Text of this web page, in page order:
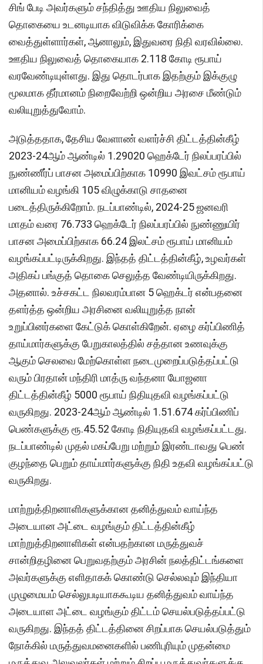
சிங் பேடி அவர்களும் சந்தித்து ஊதிய நிலுவைத்
தொகையை உடனடியாக விடுவிக்க கோரிக்கை
வைத்துள்ளார்கள், ஆனாலும், இதுவரை நிதி வரவில்லை.
ஊதிய நிலுவைத் தொகையாக 2.118 கோடி ரூபாய்
வரவேண்டியுள்ளது. இது தொடர்பாக இதற்கும் இக்குழு
மூலமாக தீர்மானம் நிறைவேற்றி ஒன்றிய அரசை மீண்டும்
வலியுறுத்துவோம்.
அடுத்ததாக, தேசிய வேளாண் வளர்ச்சி திட்டத்தின்கீழ்
2023-24ஆம் ஆண்டில் 1.29020 ஹெக்டேர் நிலப்பரப்பில்
நுண்ணீர்ப் பாசன அமைப்பிற்காக 10990 இவட்சம் ரூபாய்
மானியம் வழங்கி 105 விழுக்காடு சாதனை
படைத்திருக்கிறோம். நடப்பாண்டில், 2024-25 ஜனவரி
மாதம் வரை 76.733 ஹெக்டேர் நிலப்பரப்பில் நுண்ணுயிர்
பாசன அமைப்பிற்காக 66.24 இலட்சம் ரூபாய் மானியம்
வழங்கப்பட்டிருக்கிறது. இந்தத் திட்டத்தின்கீழ், உழவர்கள்
அதிகப் பங்குத் தொகை செலுத்த வேண்டியிருக்கிறது.
அதனால். உச்சகட்ட நிலவரம்பான 5 ஹெக்டர் என்பதனை
தளர்த்த ஒன்றிய அரசினை வலியுறுத்த நான்
உறுப்பினர்களை கேட்டுக் கொள்கிறேன். ஏழை கர்ப்பிணித்
தாய்மார்களுக்கு பேறுகாலத்தில் சத்தான உணவுக்கு
ஆகும் செலவை மேற்கொள்ள நடைமுறைப்படுத்தப்பட்டு
வரும் பிரதான் மந்திரி மாத்ரு வந்தனா யோஜனா
திட்டத்தின்கீழ் 5000 ரூபாய் நிதியுதவி வழங்கப்பட்டு
வருகிறது. 2023-24ஆம் ஆண்டில் 1.51.674 கர்ப்பிணிப்
பெண்களுக்கு ரூ.45.52 கோடி நிதியுதவி வழங்கப்பட்டது.
நடப்பாண்டில் முதல் மகப்பேறு மற்றும் இரண்டாவது பெண்
குழந்தை பெறும் தாய்மார்களுக்கு நிதி உதவி வழங்கப்பட்டு
வருகிறது.
மாற்றுத்திறனாளிகளுக்கான தனித்துவம் வாய்ந்த
அடையான அட்டை வழங்கும் திட்டத்தின்கீழ்
மாற்றுத்திறனாளிகள் என்பதற்கான மருத்துவச்
சான்றிதழினை பெறுவதற்கும் அரசின் நலத்திட்டங்களை
அவர்களுக்கு எளிதாகக் கொண்டு செல்லவும் இந்தியா
முழுமையம் செல்லுபடியாககூடிய தனித்துவம் வாய்ந்த
அடையாள அட்டை வழங்கும் திட்டம் செயல்படுத்தப்பட்டு
வருகிறது. இந்தத் திட்டத்தினை சிறப்பாக செயல்படுத்தும்
நோக்கில் மருத்துவமனைகளில் பணிபுரியும் முதன்மை